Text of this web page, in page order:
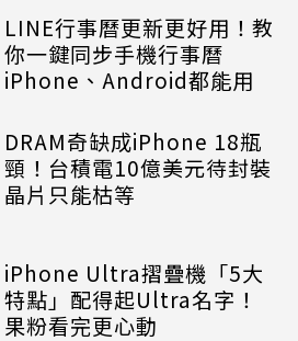
LINE行事曆更新更好用！教
你一鍵同步手機行事曆
iPhone、Android都能用
DRAM奇缺成iPhone 18瓶
頸！台積電10億美元待封裝
晶片只能枯等
iPhone Ultra摺疊機「5大
特點」配得起Ultra名字！
果粉看完更心動